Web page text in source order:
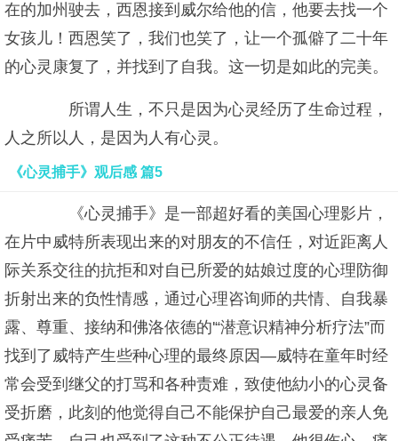
在的加州驶去，西恩接到威尔给他的信，他要去找一个
女孩儿！西恩笑了，我们也笑了，让一个孤僻了二十年
的心灵康复了，并找到了自我。这一切是如此的完美。
所谓人生，不只是因为心灵经历了生命过程，
人之所以人，是因为人有心灵。
《心灵捕手》观后感 篇5
《心灵捕手》是一部超好看的美国心理影片，
在片中威特所表现出来的对朋友的不信任，对近距离人
际关系交往的抗拒和对自已所爱的姑娘过度的心理防御
折射出来的负性情感，通过心理咨询师的共情、自我暴
露、尊重、接纳和佛洛依德的'“潜意识精神分析疗法”而
找到了威特产生些种心理的最终原因—威特在童年时经
常会受到继父的打骂和各种责难，致使他糼小的心灵备
受折磨，此刻的他觉得自己不能保护自己最爱的亲人免